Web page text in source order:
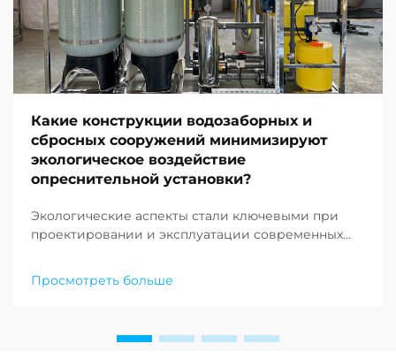
Какие конструкции водозаборных и
сбросных сооружений минимизируют
экологическое воздействие
опреснительной установки?
Экологические аспекты стали ключевыми при
проектировании и эксплуатации современных
мере того как нехватка пресной воды продолжает
ставить под угрозу сообщества по всему земному
Просмотреть больше